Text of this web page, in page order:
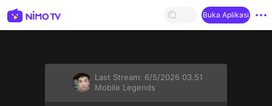
Buka Aplikasi
Last Stream: 6/5/2026 03.51
Mobile Legends